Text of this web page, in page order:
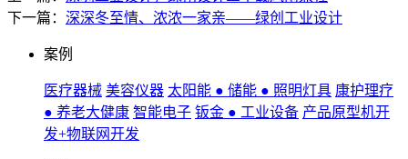
下一篇： 深深冬至情、浓浓一家亲——绿创工业设计
案例
医疗器械 美容仪器 太阳能 ● 储能 ● 照明灯具 康护理疗
● 养老大健康 智能电子 钣金 ● 工业设备 产品原型机开
发+物联网开发